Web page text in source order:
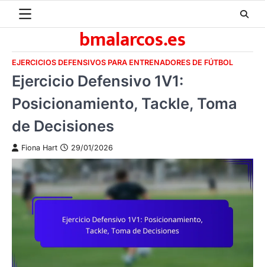
bmalarcos.es
EJERCICIOS DEFENSIVOS PARA ENTRENADORES DE FÚTBOL
Ejercicio Defensivo 1V1:
Posicionamiento, Tackle, Toma
de Decisiones
Fiona Hart 29/01/2026